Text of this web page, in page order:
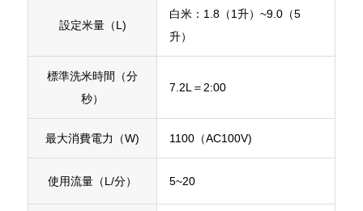
設定米量（L)
白米：1.8（1升）~9.0（5
升）
標準洗米時間（分
秒）
7.2L＝2:00
最大消費電力（W) 1100（AC100V)
使用流量（L/分） 5~20